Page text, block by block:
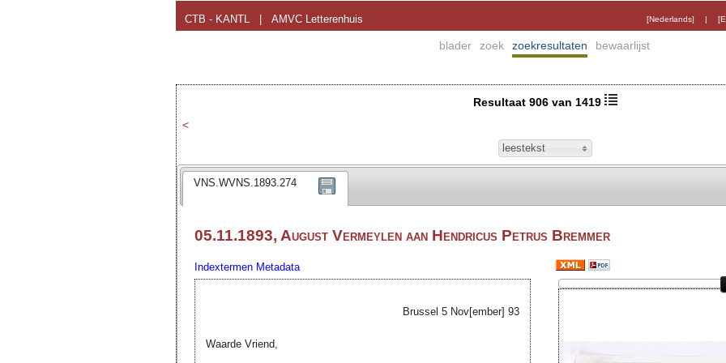
CTB - KANTL AMVC Letterenhuis |
[Nederlands]
blader zoek zoekresultaten bewaarlijst
<
Resultaat 906 van 1419
leestekst
VNS.WVNS.1893.274
05.11.1893, August Vermeylen aan Hendricus Petrus Bremmer
Indextermen Metadata
Brussel 5 Nov[ember] 93
Waarde Vriend,